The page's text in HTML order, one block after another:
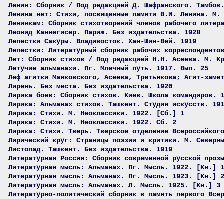
Ленин: Сборник / Под редакцией Д. Шафранского.
Ленина нет: Стихи, посвященные памяти В.И. Ленина.
Ленинкам: Сборник стихотворений членов рабочего
Леонид Каннегисер. Париж. Без издательства. 1928
Лепестки Сакуры. Владивосток. Хан-Шин-Вей. 1919
Лепестки: Литературный сборник рабочих
Лет: Сборник стихов / Под редакцией Н.Н. Асеева. М.
Летучие альманахи. Пг. Млечный путь. 1917. Вып. 25
Леф агитки Маяковского, Асеева, Третьякова; Агит-
Лирень. Без места. Без издательства. 1920
Лирика боев: Сборник стихов. Киев. Школа командиров.
Лирика: Альманах стихов. Ташкент. Студия искусств.
Лирика: Стихи. М. Неоклассики. 1922. [Сб.] 1
Лирика: Стихи. М. Неоклассики. 1922. Сб. 2
Лирика: Стихи. Тверь. Тверское отделение
Лирический круг: Страницы поэзии и критики. М.
Листопад. Ташкент. Без издательства. 1919
Литературная Россия: Сборник современной русской
Литературная мысль: Альманах. Пг. Мысль. 1922. [Кн.] 1
Литературная мысль: Альманах. Пг. Мысль. 1923. [Кн.] 2
Литературная мысль: Альманах. Л. Мысль. 1925. [Кн.] 3
Литературно-политический сборник в память первого